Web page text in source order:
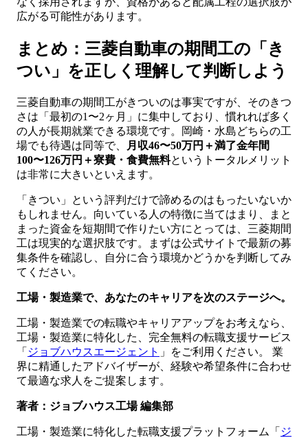
広がる可能性があります。
まとめ：三菱自動車の期間工の「き
つい」を正しく理解して判断しよう
三菱自動車の期間工がきついのは事実ですが、そのきつ
さは「最初の1〜2ヶ月」に集中しており、慣れれば多く
の人が長期就業できる環境です。岡崎・水島どちらの工
場でも待遇は同等で、
月収46〜50万円＋満了金年間
100〜126万円＋寮費・食費無料というトータルメリット
は非常に大きいといえます。
「きつい」という評判だけで諦めるのはもったいないか
もしれません。向いている人の特徴に当てはまり、まと
まった資金を短期間で作りたい方にとっては、三菱期間
工は現実的な選択肢です。まずは公式サイトで最新の募
集条件を確認し、自分に合う環境かどうかを判断してみ
てください。
工場・製造業で、あなたのキャリアを次のステージへ。
工場・製造業での転職やキャリアアップをお考えなら、
工場・製造業に特化した、完全無料の転職支援サービス
「 ジョブハウスエージェント 」をご利用ください。 業
界に精通したアドバイザーが、経験や希望条件に合わせ
て最適な求人をご提案します。
著者：ジョブハウス工場 編集部
工場・製造業に特化した転職支援プラットフォーム「 ジ